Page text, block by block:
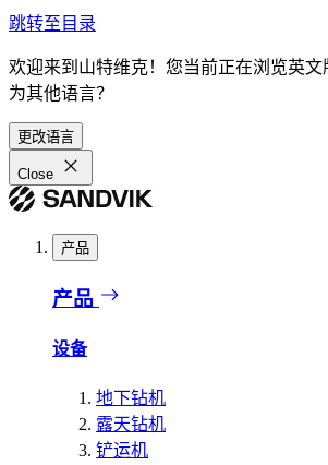
跳转至目录
欢迎来到山特维克！您当前正在浏览英
为其他语言？
更改语言
Close
产品
产品
设备
地下钻机
露天钻机
铲运机